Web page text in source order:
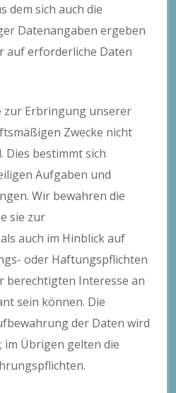
dem sich auch die
Datenangaben ergeben
auf erforderliche Daten
zur Erbringung unserer
Zwecke nicht
Dies bestimmt sich
Aufgaben und
Wir bewahren die
sie zur
auch im Hinblick auf
oder Haftungspflichten
berechtigten Interesse an
sein können. Die
der Daten wird
Übrigen gelten die